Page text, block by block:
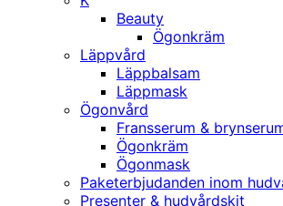
Beauty
Ögonkräm
Läppvård
Läppbalsam
Läppmask
Ögonvård
Fransserum &
Ögonkräm
Ögonmask
Paketerbjudanden inom
Presenter & hudvårdskit